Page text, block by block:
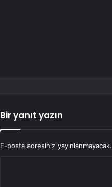
Bir yanıt yazın
E-posta adresiniz yayınlanmayacak.